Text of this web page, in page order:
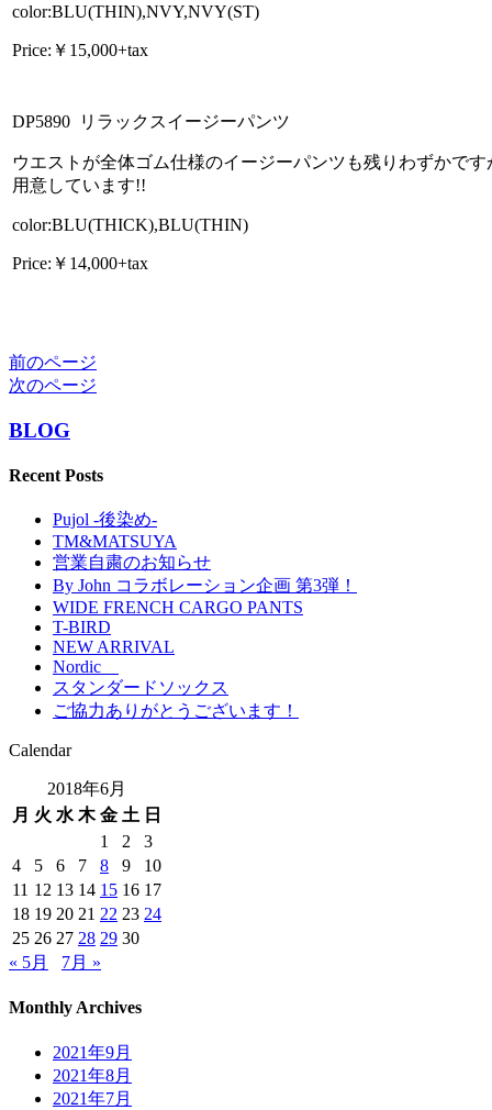
color:BLU(THIN),NVY,NVY(ST)
Price:￥15,000+tax
DP5890 リラックスイージーパンツ
ウエストが全体ゴム仕様のイージーパンツも残りわずかです
用意しています!!
color:BLU(THICK),BLU(THIN)
Price:￥14,000+tax
前のページ
次のページ
BLOG
Recent Posts
Pujol -後染め-
TM&MATSUYA
営業自粛のお知らせ
By John コラボレーション企画 第3弾！
WIDE FRENCH CARGO PANTS
T-BIRD
NEW ARRIVAL
Nordic
スタンダードソックス
ご協力ありがとうございます！
Calendar
2018年6月
月 火 水 木 金 土 日
1
2
3
4
5 6 7 8 9
10
11 12 13 14 15 16 17
18 19 20 21 22 23 24
25 26 27 28 29 30
« 5月
7月 »
Monthly Archives
2021年9月
2021年8月
2021年7月